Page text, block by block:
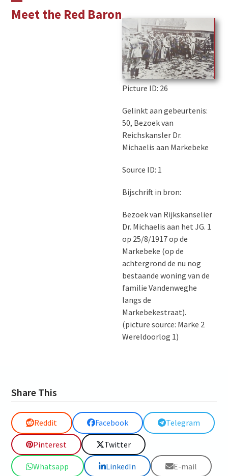
Meet the Red Baron
Open
Close
Picture ID: 26
Gelinkt aan gebeurtenis:
50, Bezoek van
Reichskansler Dr.
Michaelis aan Markebeke
Source ID: 1
Bijschrift in bron:
Bezoek van Rijkskanselier
Dr. Michaelis aan het JG. 1
op 25/8/1917 op de
Markebeke (op de
achtergrond de nu nog
bestaande woning van de
familie Vandenweghe
langs de
Markebekestraat).
(picture source: Marke 2
Wereldoorlog 1)
Share This
Reddit Facebook Telegram
Pinterest Twitter
Whatsapp LinkedIn E-mail